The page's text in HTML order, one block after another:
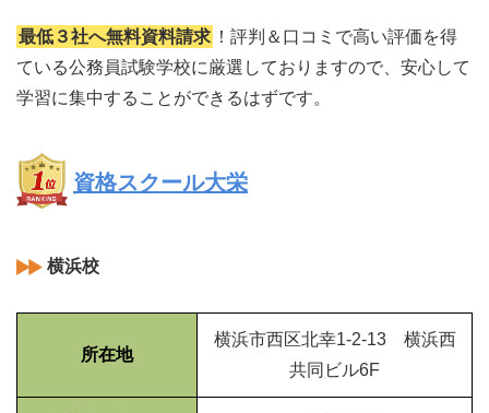
最低３社へ無料資料請求 ！評判＆口コミで高い評価を得
ている公務員試験学校に厳選しておりますので、安心して
学習に集中することができるはずです。
資格スクール大栄
横浜校
所在地
横浜市西区北幸1-2-13 横浜西
共同ビル6F